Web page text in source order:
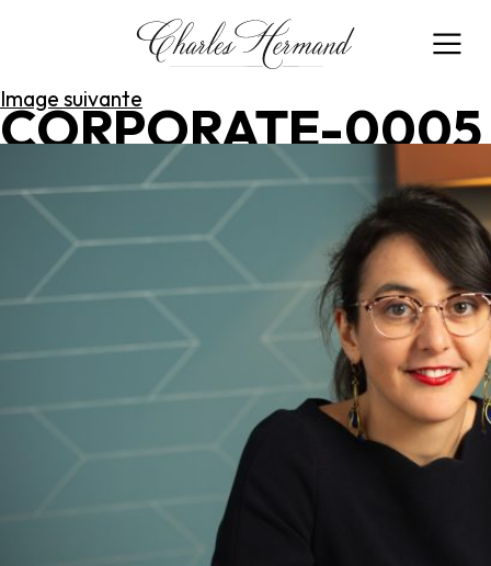
Image précédente
Image suivante
CORPORATE-0005